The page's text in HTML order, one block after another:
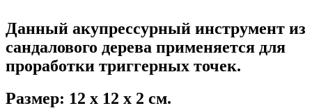
Данный акупрессурный инструмент из
сандалового дерева применяется для
проработки триггерных точек.
Размер: 12 х 12 х 2 см.